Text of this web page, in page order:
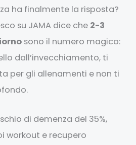
ha finalmente la risposta?
su JAMA dice che 2-3
sono il numero magico:
dall’invecchiamento, ti
per gli allenamenti e non ti
di demenza del 35%,
workout e recupero